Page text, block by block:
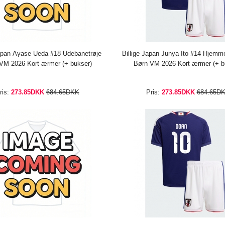
Ayase Ueda #18 Udebanetrøje
2026 Kort ærmer (+ bukser)
273.85DKK 684.65DKK
Billige Japan Junya Ito #14
Børn VM 2026 Kort ærmer (+
Pris: 273.85DKK